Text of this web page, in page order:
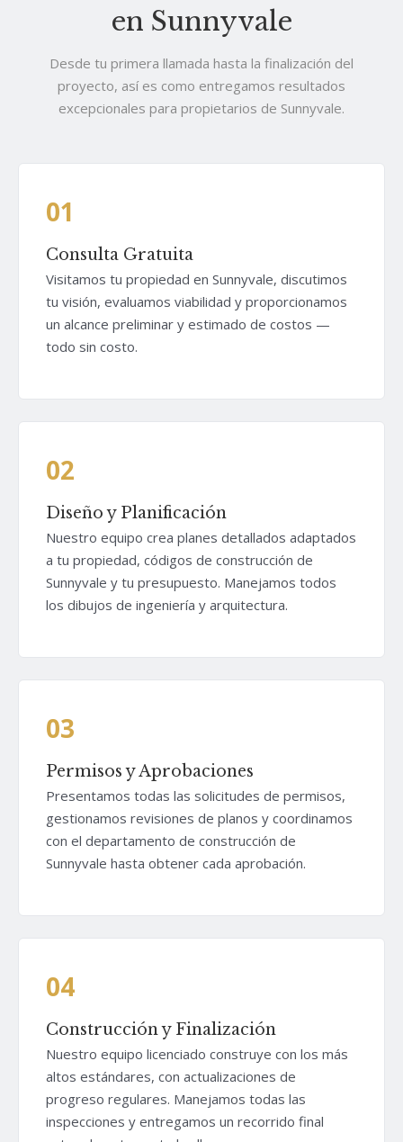
en Sunnyvale
Desde tu primera llamada hasta la finalización del
proyecto, así es como entregamos resultados
excepcionales para propietarios de Sunnyvale.
01
Consulta Gratuita
Visitamos tu propiedad en Sunnyvale, discutimos
tu visión, evaluamos viabilidad y proporcionamos
un alcance preliminar y estimado de costos —
todo sin costo.
02
Diseño y Planificación
Nuestro equipo crea planes detallados adaptados
a tu propiedad, códigos de construcción de
Sunnyvale y tu presupuesto. Manejamos todos
los dibujos de ingeniería y arquitectura.
03
Permisos y Aprobaciones
Presentamos todas las solicitudes de permisos,
gestionamos revisiones de planos y coordinamos
con el departamento de construcción de
Sunnyvale hasta obtener cada aprobación.
04
Construcción y Finalización
Nuestro equipo licenciado construye con los más
altos estándares, con actualizaciones de
progreso regulares. Manejamos todas las
inspecciones y entregamos un recorrido final